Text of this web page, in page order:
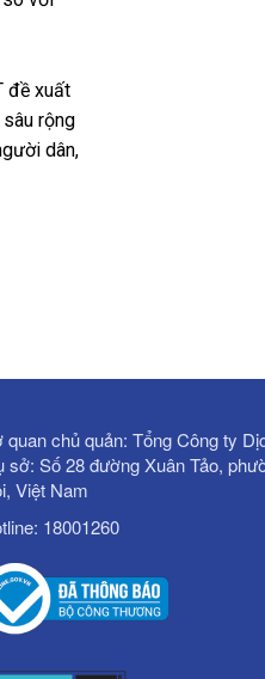
đề xuất
rộng
dân,
quan chủ quản: Tổng Công ty
sở: Số 28 đường Xuân Tảo,
Việt Nam
18001260